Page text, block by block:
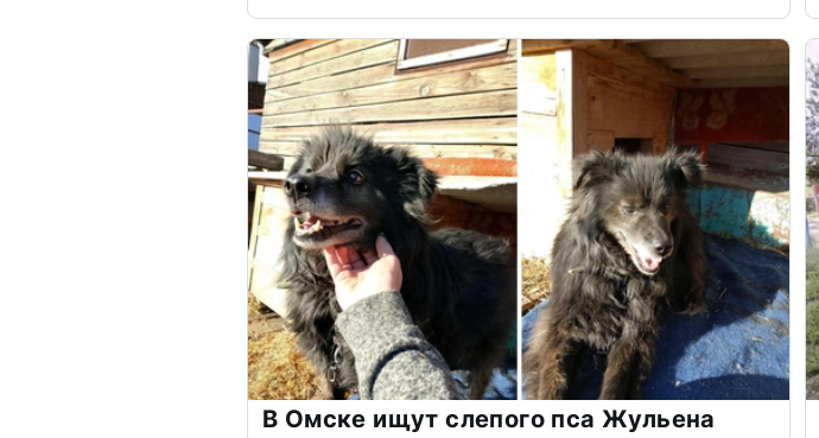
В Омске ищут слепого пса Жульена